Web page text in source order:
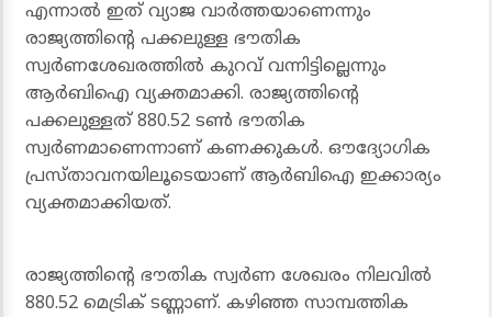
എന്നാല്‍ ഇത് വ്യാജ വാര്‍ത്തയാണെന്നും
രാജ്യത്തിന്റെ പക്കലുള്ള ഭൗതിക
സ്വര്‍ണശേഖരത്തില്‍ കുറവ് വന്നിട്ടില്ലെന്നും
ആര്‍ബിഐ വ്യക്തമാക്കി. രാജ്യത്തിന്റെ
പക്കലുള്ളത് 880.52 ടണ്‍ ഭൗതിക
സ്വര്‍ണമാണെന്നാണ് കണക്കുകള്‍. ഔദ്യോഗിക
പ്രസ്താവനയിലൂടെയാണ് ആര്‍ബിഐ ഇക്കാര്യം
വ്യക്തമാക്കിയത്.
രാജ്യത്തിന്റെ ഭൗതിക സ്വര്‍ണ ശേഖരം നിലവില്‍
880.52 മെട്രിക് ടണ്ണാണ്. കഴിഞ്ഞ സാമ്പത്തിക